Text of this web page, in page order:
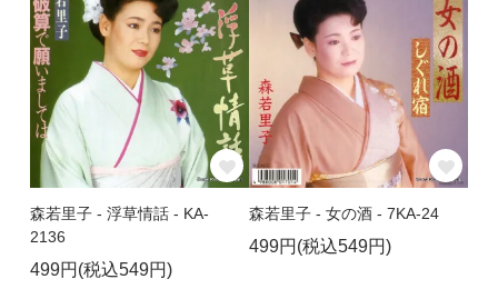
森若里子 - 浮草情話 - KA-
2136
499円(税込549円)
森若里子 - 女の酒 - 7KA-24
499円(税込549円)